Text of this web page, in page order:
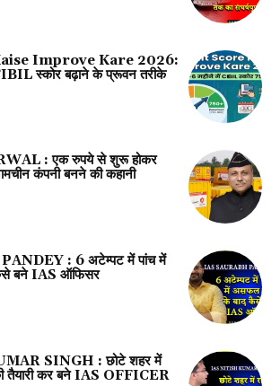
Improve Kare 2026:
स्कोर बढ़ाने के प्रूवन तरीके
: एक रुपये से शुरू होकर
कंपनी बनने की कहानी
: 6 अटेम्पट में पांच में
बने IAS ऑफिसर
SINGH : छोटे शहर में
तैयारी कर बने IAS OFFICER